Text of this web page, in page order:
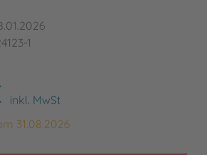
1
inkl. MwSt
31.08.2026